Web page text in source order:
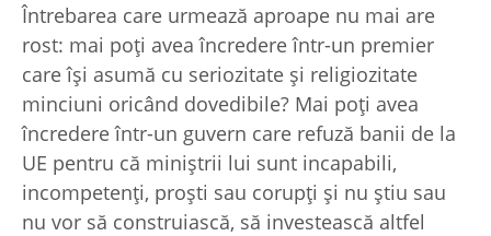
Întrebarea care urmează aproape nu mai are
rost: mai poţi avea încredere într-un premier
care îşi asumă cu seriozitate şi religiozitate
minciuni oricând dovedibile? Mai poţi avea
încredere într-un guvern care refuză banii de la
UE pentru că miniştrii lui sunt incapabili,
incompetenţi, proşti sau corupţi şi nu ştiu sau
nu vor să construiască, să investească altfel